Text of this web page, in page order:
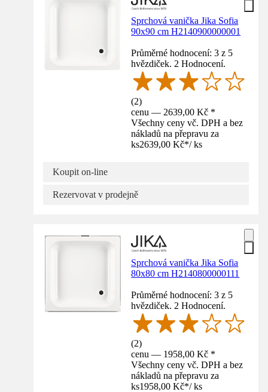
Sprchová vanička Jika Sofia
90x90 cm H2140900000001
Průměrné hodnocení: 3 z 5
hvězdiček. 2 Hodnocení.
(2)
cenu — 2639,00 Kč *
Všechny ceny vč. DPH a bez
nákladů na přepravu za
ks2639,00 Kč*/ ks
Koupit on-line
Rezervovat v prodejně
Sprchová vanička Jika Sofia
80x80 cm H2140800000111
Průměrné hodnocení: 3 z 5
hvězdiček. 2 Hodnocení.
(2)
cenu — 1958,00 Kč *
Všechny ceny vč. DPH a bez
nákladů na přepravu za
ks1958,00 Kč*/ ks